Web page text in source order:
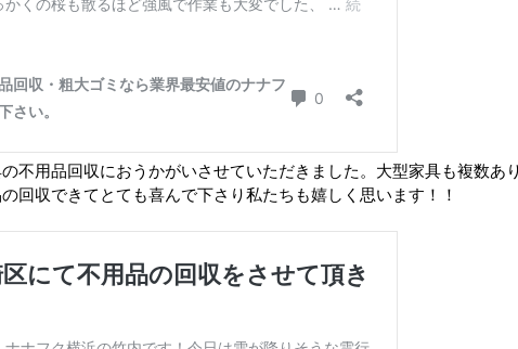
不用品回収におうかがいさせていただきました。大型家具も複数あ
回収できてとても喜んで下さり私たちも嬉しく思います！！